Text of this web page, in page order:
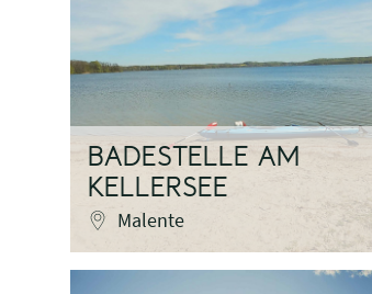
BADESTELLE AM
KELLERSEE
Malente